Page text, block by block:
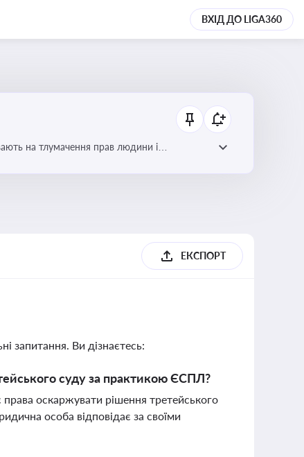
ВХІД ДО LIGA360
на тлумачення прав людини і
ЕКСПОРТ
запитання. Ви дізнаєтесь:
суду за практикою ЄСПЛ?
оскаржувати рішення третейського
особа відповідає за своїми